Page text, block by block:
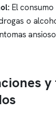
El
o